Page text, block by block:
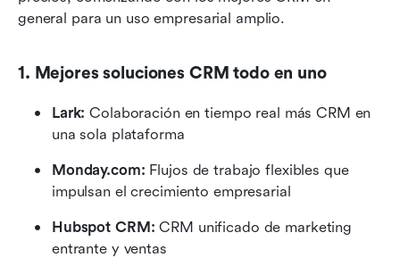
general para un uso empresarial amplio.
1. Mejores soluciones CRM todo en uno
Lark: Colaboración en tiempo real más CRM en
una sola plataforma
Monday.com: Flujos de trabajo flexibles que
impulsan el crecimiento empresarial
Hubspot CRM: CRM unificado de marketing
entrante y ventas